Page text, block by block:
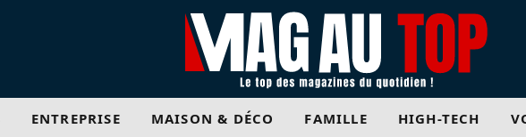
ENTREPRISE MAISON & DÉCO FAMILLE HIGH-TECH